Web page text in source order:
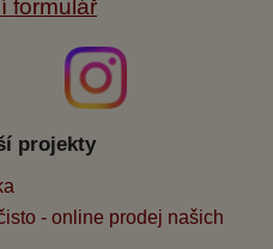
formulář
projekty
- online prodej našich